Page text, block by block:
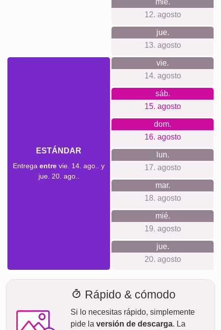
mié.
12. agosto
jue.
13. agosto
ESTÁNDAR
Entrega entre vie. 14. ago.. y
jue. 20. ago..
vie.
14. agosto
sáb.
15. agosto
dom.
16. agosto
lun.
17. agosto
mar.
18. agosto
mié.
19. agosto
jue.
20. agosto
Rápido & cómodo
Si lo necesitas rápido, simplemente
pide la versión de descarga. La